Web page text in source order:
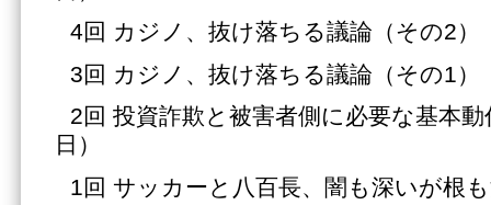
4回 カジノ、抜け落ちる議論（その2）
3回 カジノ、抜け落ちる議論（その1）
2回 投資詐欺と被害者側に必要な基本
日）
1回 サッカーと八百長、闇も深いが根